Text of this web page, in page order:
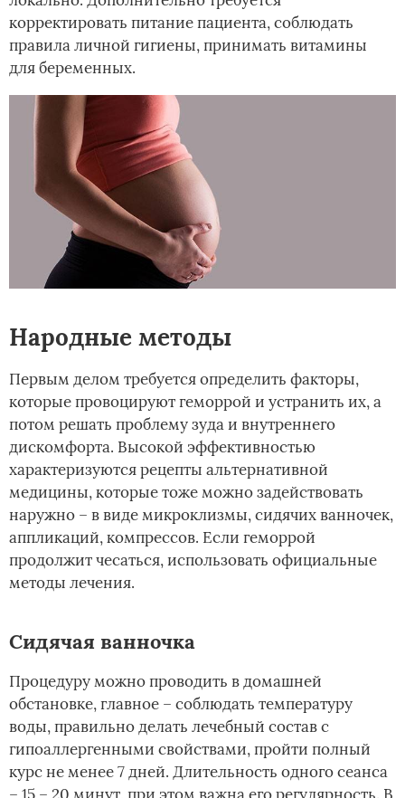
корректировать питание пациента, соблюдать
правила личной гигиены, принимать витамины
для беременных.
Народные методы
Первым делом требуется определить факторы,
которые провоцируют геморрой и устранить их, а
потом решать проблему зуда и внутреннего
дискомфорта. Высокой эффективностью
характеризуются рецепты альтернативной
медицины, которые тоже можно задействовать
наружно – в виде микроклизмы, сидячих ванночек,
аппликаций, компрессов. Если геморрой
продолжит чесаться, использовать официальные
методы лечения.
Сидячая ванночка
Процедуру можно проводить в домашней
обстановке, главное – соблюдать температуру
воды, правильно делать лечебный состав с
гипоаллергенными свойствами, пройти полный
курс не менее 7 дней. Длительность одного сеанса